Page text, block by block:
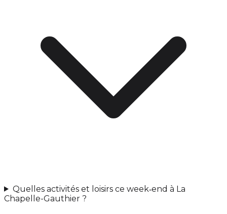
Quelles activités et loisirs ce week‑end à La
Chapelle-Gauthier ?